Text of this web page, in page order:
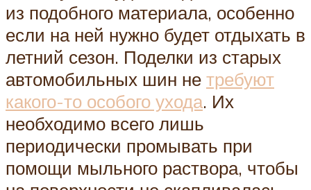
из подобного материала, особенно
если на ней нужно будет отдыхать в
летний сезон. Поделки из старых
автомобильных шин не требуют
какого-то особого ухода. Их
необходимо всего лишь
периодически промывать при
помощи мыльного раствора, чтобы